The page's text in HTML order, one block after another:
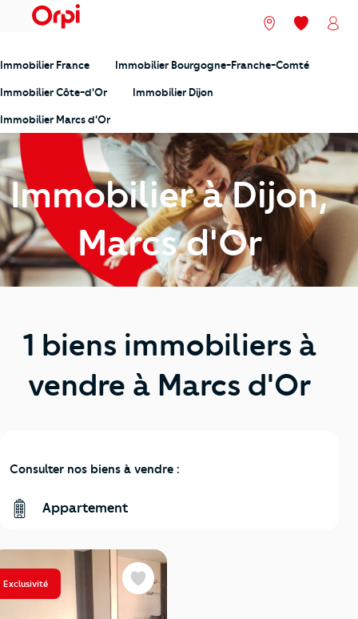
menu Nos agences
Mes
Immobilier France Immobilier Bourgogne-Franche-Comté
Immobilier Côte-d'Or Immobilier Dijon
Immobilier Marcs d'Or
Immobilier à Dijon,
Marcs d'Or
1 biens immobiliers à
vendre à Marcs d'Or
Consulter nos biens à vendre :
Appartement
Exclusivité Favoris